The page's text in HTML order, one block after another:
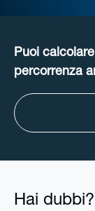
Puoi
percorrenza
Hai